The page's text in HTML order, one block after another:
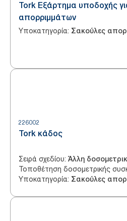
Tork Εξάρτημα υποδοχής
απορριμμάτων
Υποκατηγορία: Σακούλες
226002
Tork κάδος
Σειρά σχεδίου: Άλλη
Τοποθέτηση δοσομετρικής
Υποκατηγορία: Σακούλες